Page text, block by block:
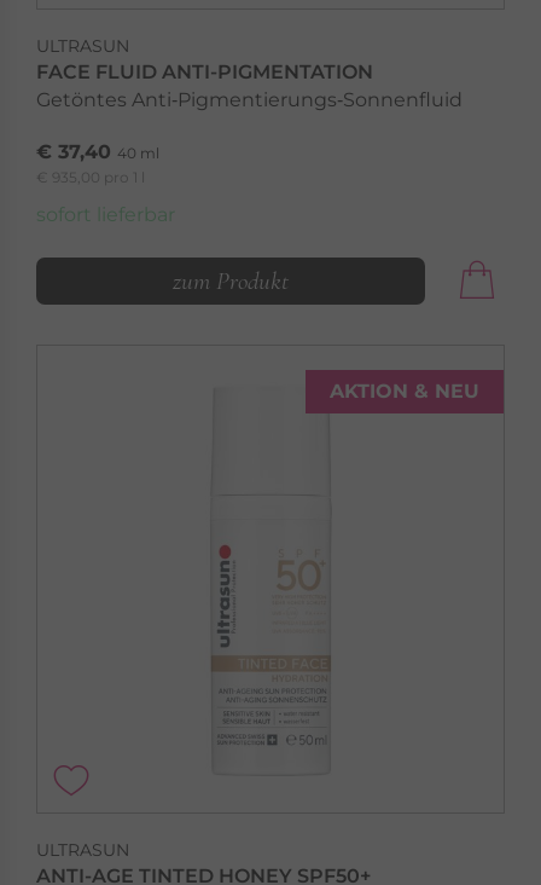
ULTRASUN
FACE FLUID ANTI-PIGMENTATION
Getöntes Anti‑Pigmentierungs‑Sonnenfluid
€ 37,40 40 ml
€ 935,00 pro 1 l
sofort lieferbar
zum Produkt
AKTION & NEU
ULTRASUN
ANTI-AGE TINTED HONEY SPF50+